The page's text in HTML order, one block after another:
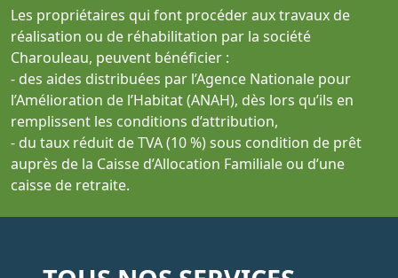
Les propriétaires qui font procéder aux travaux de
réalisation ou de réhabilitation par la société
Charouleau, peuvent bénéficier :
- des aides distribuées par l’Agence Nationale pour
l’Amélioration de l’Habitat (ANAH), dès lors qu’ils en
remplissent les conditions d’attribution,
- du taux réduit de TVA (10 %) sous condition de prêt
auprès de la Caisse d’Allocation Familiale ou d’une
caisse de retraite.